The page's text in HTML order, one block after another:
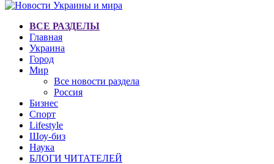
ВСЕ РАЗДЕЛЫ
Главная
Украина
Город
Мир
Все новости раздела
Россия
Бизнес
Спорт
Lifestyle
Шоу-биз
Наука
БЛОГИ ЧИТАТЕЛЕЙ